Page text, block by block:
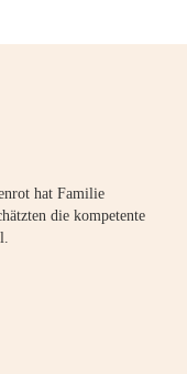
hat Familie
die kompetente